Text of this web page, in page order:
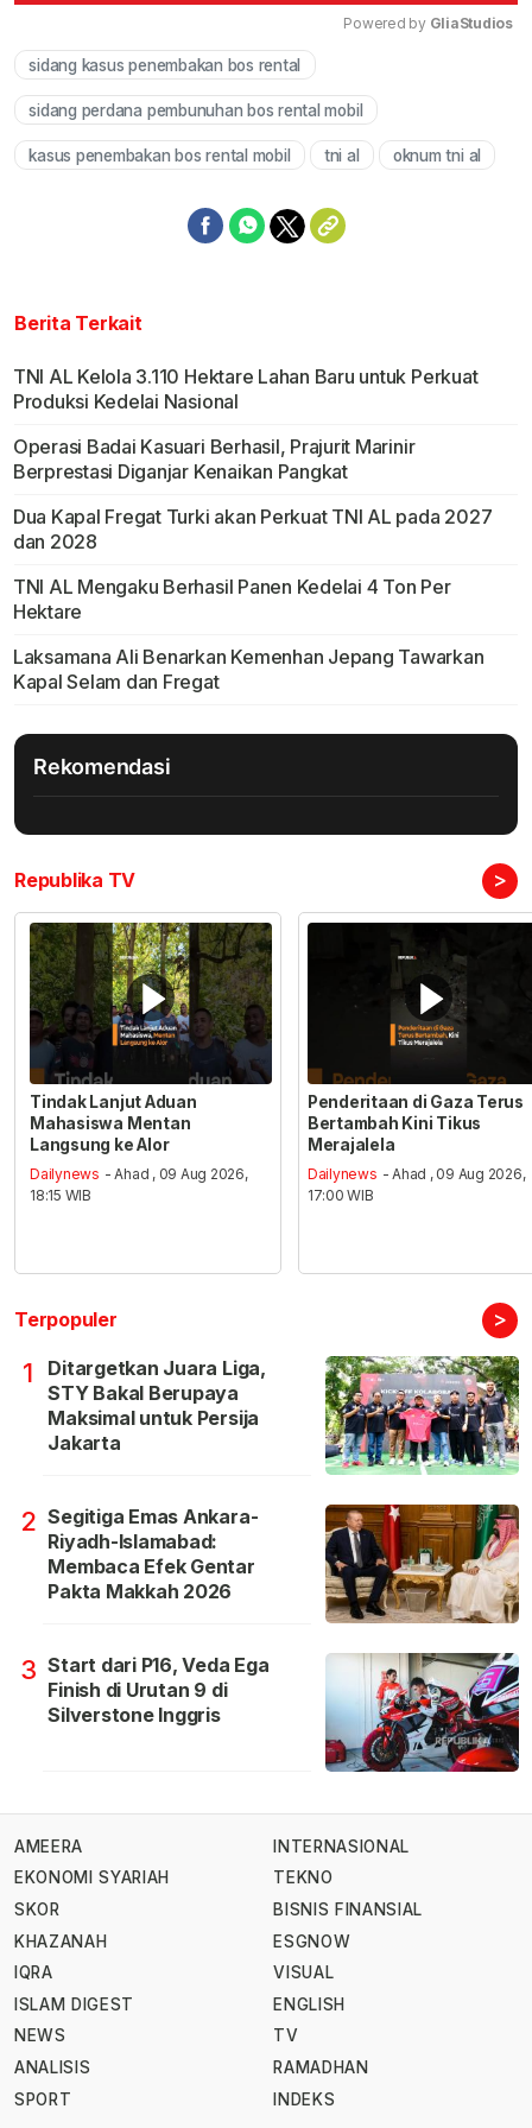
Powered by GliaStudios
sidang kasus penembakan bos rental
sidang perdana pembunuhan bos rental mobil
kasus penembakan bos rental mobil tni al oknum tni al
Berita Terkait
TNI AL Kelola 3.110 Hektare Lahan Baru untuk Perkuat
Produksi Kedelai Nasional
Operasi Badai Kasuari Berhasil, Prajurit Marinir
Berprestasi Diganjar Kenaikan Pangkat
Dua Kapal Fregat Turki akan Perkuat TNI AL pada 2027
dan 2028
TNI AL Mengaku Berhasil Panen Kedelai 4 Ton Per
Hektare
Laksamana Ali Benarkan Kemenhan Jepang Tawarkan
Kapal Selam dan Fregat
Rekomendasi
Republika TV >
Tindak Lanjut Aduan
Mahasiswa Mentan
Langsung ke Alor
Dailynews - Ahad , 09 Aug 2026,
18:15 WIB
Penderitaan di Gaza Terus
Bertambah Kini Tikus
Merajalela
Dailynews - Ahad , 09 Aug 2026,
17:00 WIB
Terpopuler >
1
Ditargetkan Juara Liga,
STY Bakal Berupaya
Maksimal untuk Persija
Jakarta
2 Segitiga Emas Ankara-
Riyadh-Islamabad:
Membaca Efek Gentar
Pakta Makkah 2026
3 Start dari P16, Veda Ega
Finish di Urutan 9 di
Silverstone Inggris
AMEERA
EKONOMI SYARIAH
SKOR
KHAZANAH
IQRA
ISLAM DIGEST
NEWS
ANALISIS
SPORT
INTERNASIONAL
TEKNO
BISNIS FINANSIAL
ESGNOW
VISUAL
ENGLISH
TV
RAMADHAN
INDEKS